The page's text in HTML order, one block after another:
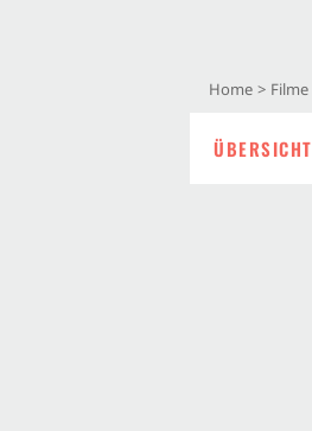
Home Filme
ÜBERSICHT